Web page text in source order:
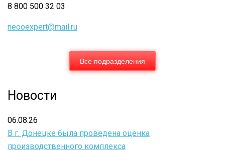
8 800 500 32 03
neooexpert@mail.ru
Все подразделения
Новости
06.08.26
В г. Донецке была проведена оценка
производственного комплекса